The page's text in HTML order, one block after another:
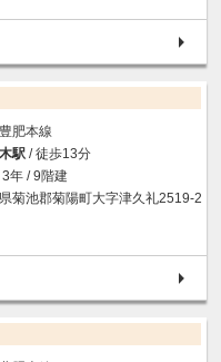
肥本線
駅 / 徒歩13分
年 / 9階建
菊池郡菊陽町大字津久礼2519-2